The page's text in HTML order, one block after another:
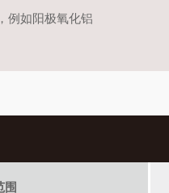
例如阳极氧化铝
围